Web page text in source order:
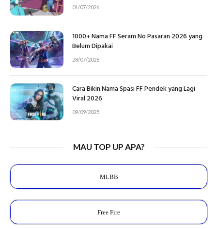
01/07/2026
1000+ Nama FF Seram No Pasaran 2026 yang
Belum Dipakai
28/07/2026
Cara Bikin Nama Spasi FF Pendek yang Lagi
Viral 2026
09/09/2025
MAU TOP UP APA?
MLBB
Free Fire